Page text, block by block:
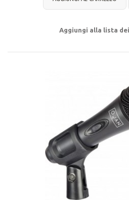
Aggiungi alla lista